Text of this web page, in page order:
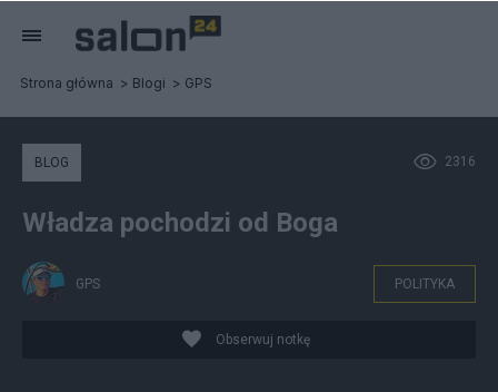
Strona główna Blogi GPS
2316
BLOG
Władza pochodzi od Boga
GPS POLITYKA
Obserwuj notkę